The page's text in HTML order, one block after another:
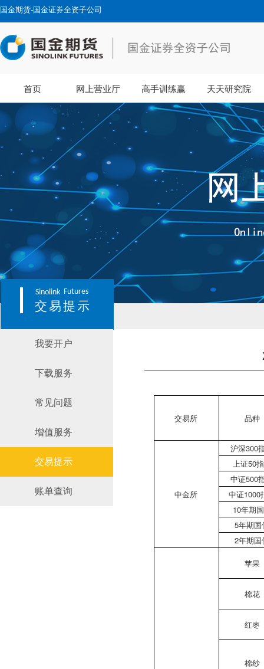
国金期货-国金证券全资子公司
首页 网上营业厅 高手训练赢 天天研究院
Sinolink Futures
交易提示
我要开户
下载服务
常见问题
增值服务
交易提示
账单查询
交易所 品种
中金所
沪深300
上证50
中证500
中证1000
10年期
5年期国
2年期国
苹果
棉花
红枣
棉纱